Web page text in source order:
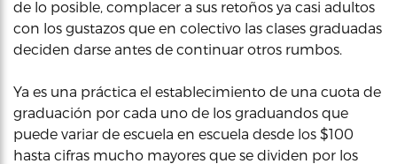
de lo posible, complacer a sus retoños ya casi adultos
con los gustazos que en colectivo las clases graduadas
deciden darse antes de continuar otros rumbos.
Ya es una práctica el establecimiento de una cuota de
graduación por cada uno de los graduandos que
puede variar de escuela en escuela desde los $100
hasta cifras mucho mayores que se dividen por los